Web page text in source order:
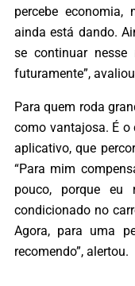
percebe economia,
ainda está dando.
se continuar
futuramente”,
Para quem roda
como vantajosa. É o
aplicativo, que
“Para mim
pouco, porque eu
condicionado no
Agora, para uma
recomendo”, alertou.